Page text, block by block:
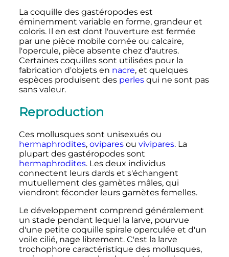
La coquille des gastéropodes est
éminemment variable en forme, grandeur et
coloris. Il en est dont l'ouverture est fermée
par une pièce mobile cornée ou calcaire,
l'opercule, pièce absente chez d'autres.
Certaines coquilles sont utilisées pour la
fabrication d'objets en nacre, et quelques
espèces produisent des perlesqui ne sont pas
sans valeur.
Reproduction
Ces mollusques sont unisexués ou
hermaphrodites, oviparesou vivipares. La
plupart des gastéropodes sont
hermaphrodites. Les deux individus
connectent leurs dards et s'échangent
mutuellement des gamètes mâles, qui
viendront féconder leurs gamètes femelles.
Le développement comprend généralement
un stade pendant lequel la larve, pourvue
d'une petite coquille spirale operculée et d'un
voile cilié, nage librement. C'est la larve
trochophore caractéristique des mollusques,